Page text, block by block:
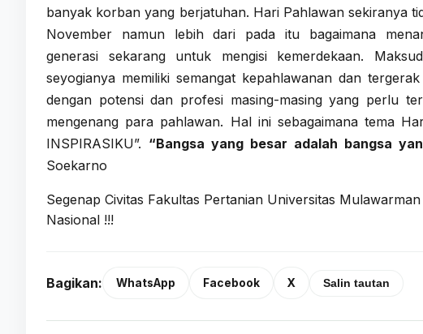
banyak korban yang berjatuhan. Hari Pahlawan sekiranya
November namun lebih dari pada itu bagaimana
generasi sekarang untuk mengisi kemerdekaan.
seyogianya memiliki semangat kepahlawanan dan
dengan potensi dan profesi masing-masing yang perlu
mengenang para pahlawan. Hal ini sebagaimana tema
INSPIRASIKU”. “Bangsa yang besar adalah bangsa
Soekarno
Segenap Civitas Fakultas Pertanian Universitas
Nasional !!!
Bagikan: WhatsApp Facebook X Salin tautan